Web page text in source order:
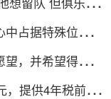
占据特殊位置，
，并希望得到理
，提供4年税前